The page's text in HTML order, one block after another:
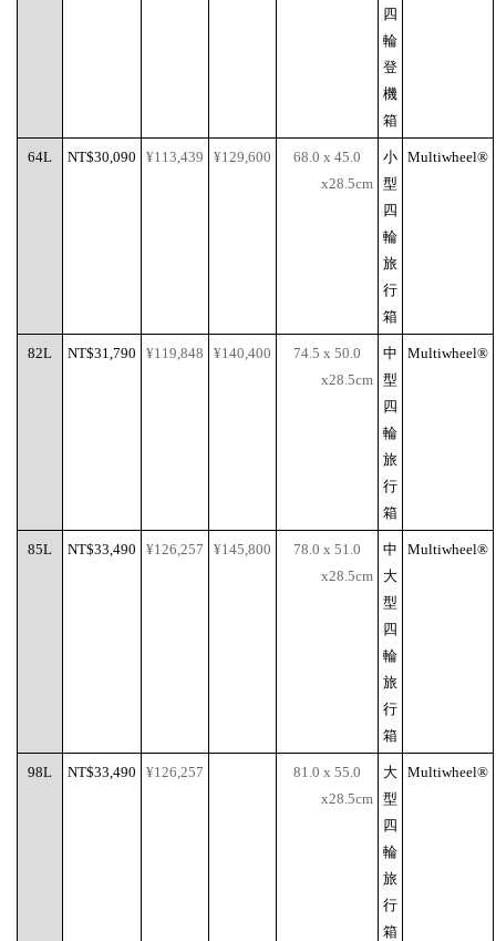
四
輪
登
機
箱
64L NT$30,090 ¥113,439 ¥129,600
68.0 x 45.0
x28.5cm
小
型
四
輪
旅
行
箱
Multiwheel®
82L NT$31,790 ¥119,848 ¥140,400
74.5 x 50.0
x28.5cm
中
型
四
輪
旅
行
箱
Multiwheel®
85L NT$33,490 ¥126,257 ¥145,800
78.0 x 51.0
x28.5cm
中
大
型
四
輪
旅
行
箱
Multiwheel®
98L NT$33,490 ¥126,257
81.0 x 55.0
x28.5cm
大
型
四
輪
旅
行
箱
Multiwheel®